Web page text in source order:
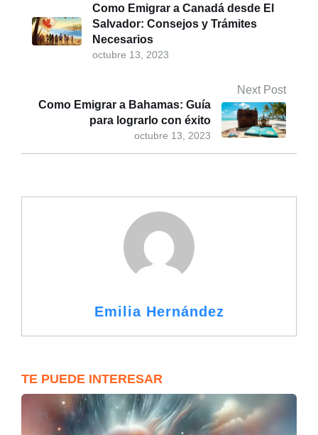
octubre 13, 2023
Como Emigrar a Canadá desde El
Salvador: Consejos y Trámites
Necesarios
Next Post
octubre 13, 2023
Como Emigrar a Bahamas: Guía
para lograrlo con éxito
Emilia Hernández
TE PUEDE INTERESAR